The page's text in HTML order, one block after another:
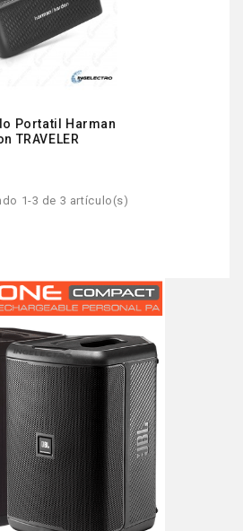
Portatil Harman
TRAVELER
1-3 de 3 artículo(s)